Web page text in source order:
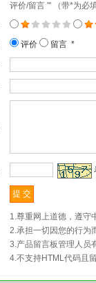
评价/留言 "' （带*为必
评价 留言 *
1.尊重网上道德，遵守
2.承担一切因您的行为
3.产品留言板管理人员
4.不支持HTML代码且